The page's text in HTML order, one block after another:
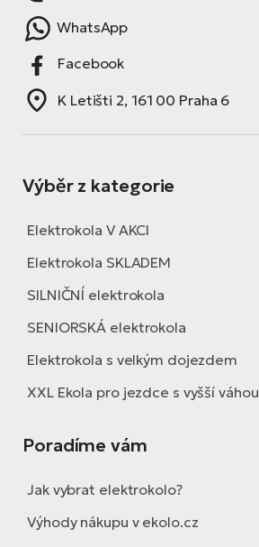
WhatsApp
Facebook
K Letišti 2, 161 00 Praha 6
Výběr z kategorie
Elektrokola V AKCI
Elektrokola SKLADEM
SILNIČNÍ elektrokola
SENIORSKÁ elektrokola
Elektrokola s velkým dojezdem
XXL Ekola pro jezdce s vyšší váhou
Poradíme vám
Jak vybrat elektrokolo?
Výhody nákupu v ekolo.cz